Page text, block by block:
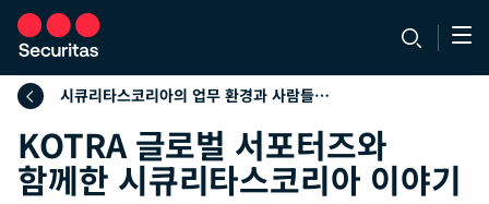
시큐리타스코리아의 업무 환경과 사람들 이야기
KOTRA 글로벌 서포터즈와
함께한 시큐리타스코리아 이야기